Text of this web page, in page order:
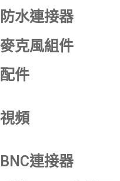
防水連接器
麥克風組件
配件
視頻
BNC連接器